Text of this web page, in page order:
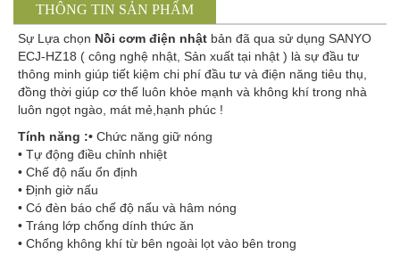
THÔNG TIN SẢN PHẨM
Sự Lựa chọn Nồi cơm điện nhật bản đã qua sử dụng SANYO
ECJ-HZ18 ( công nghệ nhật, Sản xuất tại nhật ) là sự đầu tư
thông minh giúp tiết kiệm chi phí đầu tư và điện năng tiêu thụ,
đồng thời giúp cơ thể luôn khỏe mạnh và không khí trong nhà
luôn ngọt ngào, mát mẻ,hạnh phúc !
Tính năng :• Chức năng giữ nóng
• Tự động điều chỉnh nhiệt
• Chế độ nấu ổn định
• Định giờ nấu
• Có đèn báo chế độ nấu và hâm nóng
• Tráng lớp chống dính thức ăn
• Chống không khí từ bên ngoài lọt vào bên trong